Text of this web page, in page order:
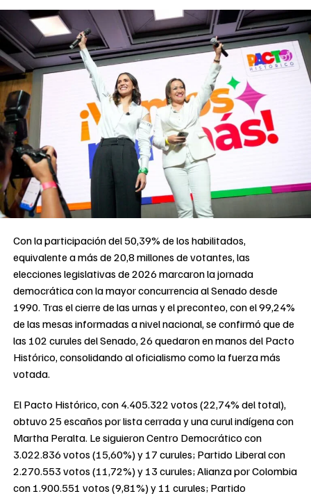
Con la participación del 50,39% de los habilitados,
equivalente a más de 20,8 millones de votantes, las
elecciones legislativas de 2026 marcaron la jornada
democrática con la mayor concurrencia al Senado desde
1990. Tras el cierre de las urnas y el preconteo, con el 99,24%
de las mesas informadas a nivel nacional, se confirmó que de
las 102 curules del Senado, 26 quedaron en manos del Pacto
Histórico, consolidando al oficialismo como la fuerza más
votada.
El Pacto Histórico, con 4.405.322 votos (22,74% del total),
obtuvo 25 escaños por lista cerrada y una curul indígena con
Martha Peralta. Le siguieron Centro Democrático con
3.022.836 votos (15,60%) y 17 curules; Partido Liberal con
2.270.553 votos (11,72%) y 13 curules; Alianza por Colombia
con 1.900.551 votos (9,81%) y 11 curules; Partido